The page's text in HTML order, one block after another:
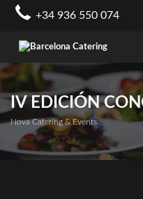
+34 936 550 074
IV EDICIÓN
Nova Catering & Events